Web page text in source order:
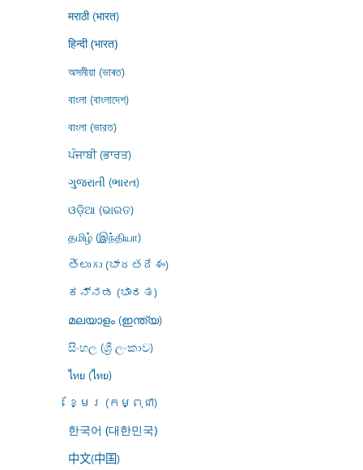
मराठी (भारत)
हिन्दी (भारत)
অসমীয়া (ভাৰত)
বাংলা (বাংলাদেশ)
বাংলা (ভারত)
ਪੰਜਾਬੀ (ਭਾਰਤ)
ગુજરાતી (ભારત)
ଓଡ଼ିଆ (ଭାରତ)
தமிழ் (இந்தியா)
తెలుగు (భారతదేశం)
ಕನ್ನಡ (ಭಾರತ)
മലയാളം (ഇന്ത്യ)
සිංහල (ශ්‍රී ලංකාව)
ไทย (ไทย)
ខ្មែរ (កម្ពុជា)
한국어 (대한민국)
中文(中国)